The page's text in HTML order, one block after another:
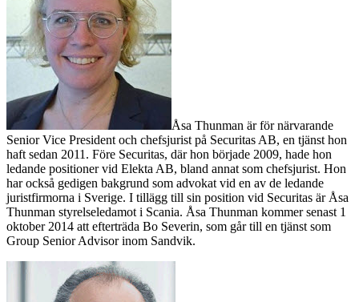
Åsa Thunman är för närvarande
Senior Vice President och chefsjurist på Securitas AB, en tjänst hon
haft sedan 2011. Före Securitas, där hon började 2009, hade hon
ledande positioner vid Elekta AB, bland annat som chefsjurist. Hon
har också gedigen bakgrund som advokat vid en av de ledande
juristfirmorna i Sverige. I tillägg till sin position vid Securitas är Åsa
Thunman styrelseledamot i Scania. Åsa Thunman kommer senast 1
oktober 2014 att efterträda Bo Severin, som går till en tjänst som
Group Senior Advisor inom Sandvik.